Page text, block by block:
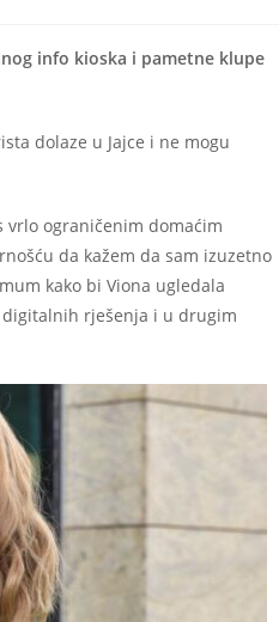
info kioska i pametne klupe
dolaze u Jajce i ne mogu
ograničenim domaćim
da kažem da sam izuzetno
kako bi Viona ugledala
rješenja i u drugim